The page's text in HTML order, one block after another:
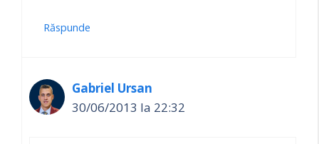
Răspunde
Gabriel Ursan
30/06/2013 la 22:32